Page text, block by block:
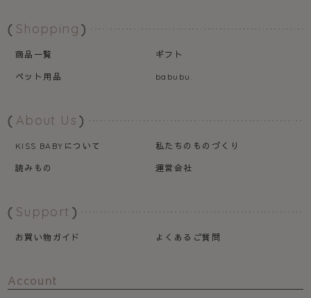
Shopping
商品一覧
ギフト
ペット用品
babubu.
About Us
KISS BABY について
私たちのものづくり
読みもの
運営会社
Support
お買い物ガイド よくあるご質問
Account